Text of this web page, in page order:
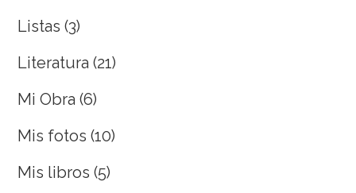
Listas (3)
Literatura (21)
Mi Obra (6)
Mis fotos (10)
Mis libros (5)